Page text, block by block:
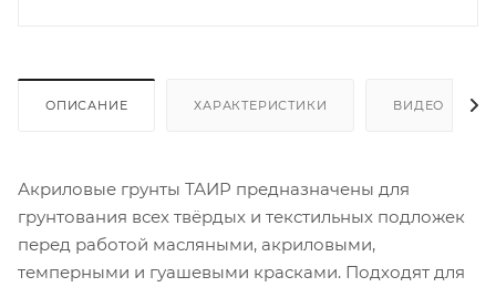
ОПИСАНИЕ ХАРАКТЕРИСТИКИ ВИДЕО
Акриловые грунты ТАИР предназначены для
грунтования всех твёрдых и текстильных подложек
перед работой масляными, акриловыми,
темперными и гуашевыми красками. Подходят для